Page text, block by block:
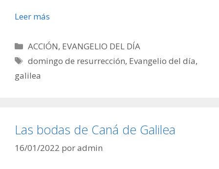
Leer más
Categorías
ACCIÓN, EVANGELIO DEL DÍA
Etiquetas
domingo de resurrección, Evangelio del día,
galilea
Las bodas de Caná de Galilea
16/01/2022 poradmin